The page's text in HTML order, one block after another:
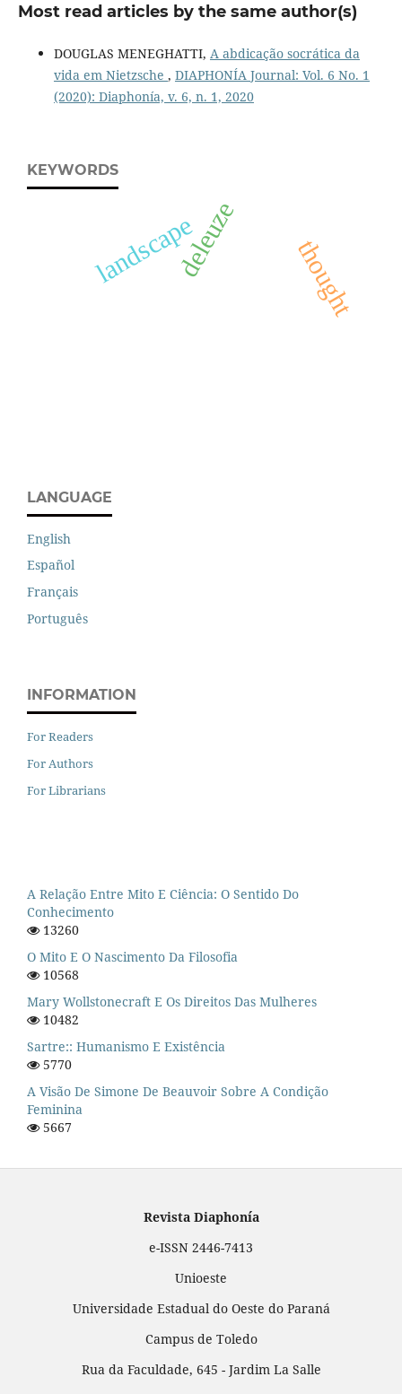
Most read articles by the same author(s)
DOUGLAS MENEGHATTI, A abdicação socrática da
vida em Nietzsche , DIAPHONÍA Journal: Vol. 6 No. 1
(2020): Diaphonía, v. 6, n. 1, 2020
KEYWORDS
deleuze
landscape thought
LANGUAGE
English
Español
Français
Português
INFORMATION
For Readers
For Authors
For Librarians
A Relação Entre Mito E Ciência: O Sentido Do
Conhecimento
13260
O Mito E O Nascimento Da Filosofia
10568
Mary Wollstonecraft E Os Direitos Das Mulheres
10482
Sartre:: Humanismo E Existência
5770
A Visão De Simone De Beauvoir Sobre A Condição
Feminina
5667
Revista Diaphonía
e-ISSN 2446-7413
Unioeste
Universidade Estadual do Oeste do Paraná
Campus de Toledo
Rua da Faculdade, 645 - Jardim La Salle